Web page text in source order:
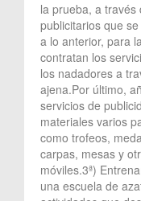
la prueba, a
publicitarios que
a lo anterior, para
contratan los
los nadadores a
ajena.Por último,
servicios de
materiales varios
como trofeos,
carpas, mesas y
móviles.3ª)
una escuela de